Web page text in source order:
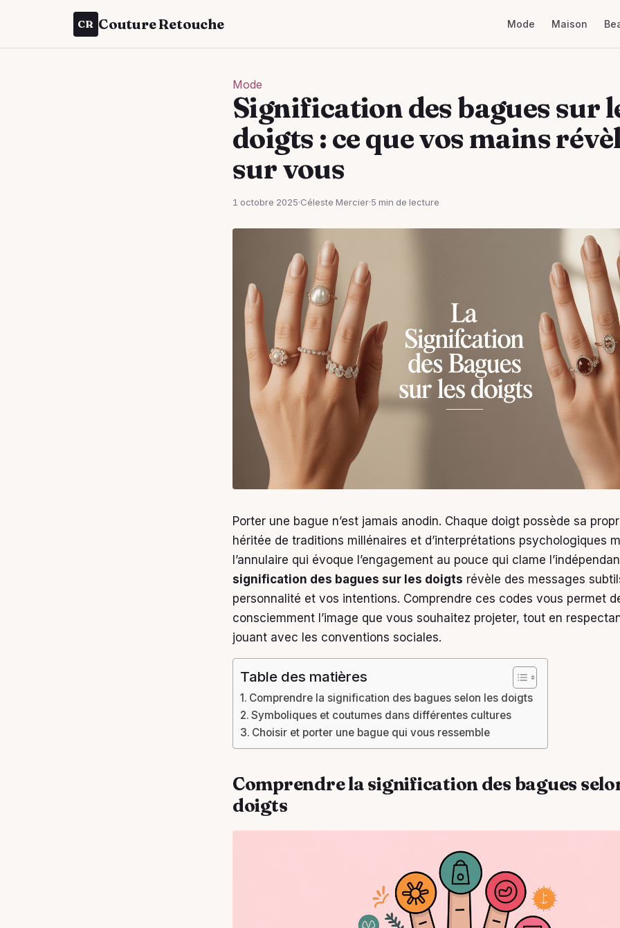
CR Couture Retouche Mode Maison
Mode
Signification des bagues sur
doigts : ce que vos mains
sur vous
1 octobre 2025·Céleste Mercier·5 min de lecture
Porter une bague n’est jamais anodin. Chaque doigt possède sa
héritée de traditions millénaires et d’interprétations psychologiques
l’annulaire qui évoque l’engagement au pouce qui clame
signification des bagues sur les doigts révèle des messages
personnalité et vos intentions. Comprendre ces codes vous permet
consciemment l’image que vous souhaitez projeter, tout en
jouant avec les conventions sociales.
Table des matières
Comprendre la signification des bagues selon les doigts
Symboliques et coutumes dans différentes cultures
Choisir et porter une bague qui vous ressemble
Comprendre la signification des bagues
doigts